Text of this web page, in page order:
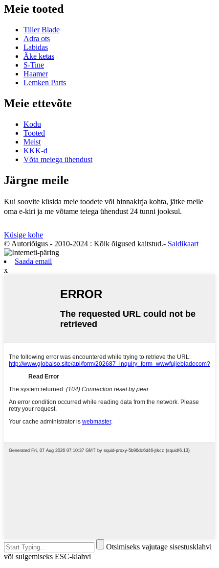
Meie tooted
Tiller Blade
Adra ots
Labidas
Äke ketas
S-Tine
Haamer
Lemken Parts
Meie ettevõte
Kodu
Tooted
Meist
KKK-d
Võta meiega ühendust
Järgne meile
Kui soovite küsida meie toodete või hinnakirja kohta, jätke meile
oma e-kiri ja me võtame teiega ühendust 24 tunni jooksul.
Küsige kohe
© Autoriõigus - 2010-2024 : Kõik õigused kaitstud.- Saidikaart
Saada email
x
Otsimiseks vajutage sisestusklahvi
või sulgemiseks ESC-klahvi